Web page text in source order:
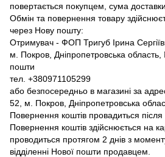
повертається покупцем, сума доставки
Обмін та повернення товару
через Нову пошту:
Отримувач - ФОП Тригуб Ірина
м. Покров, Дніпропетровська
пошти
тел. +380971105299
або безпосередньо в магазині за
52, м. Покров, Дніпропетровська
Повернення коштів провадиться
Повернення коштів здійснюється на
проводиться протягом 2 днів з
відділенні Нової пошти продавцем.